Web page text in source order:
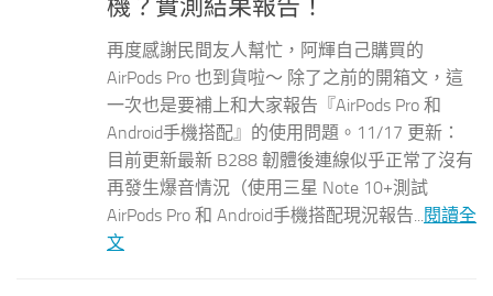
機？實測結果報告！
再度感謝民間友人幫忙，阿輝自己購買的
AirPods Pro 也到貨啦～ 除了之前的開箱文，這
一次也是要補上和大家報告『AirPods Pro 和
Android手機搭配』的使用問題。11/17 更新：
目前更新最新 B288 韌體後連線似乎正常了沒有
再發生爆音情況（使用三星 Note 10+測試
AirPods Pro 和 Android手機搭配現況報告...閱讀全
文